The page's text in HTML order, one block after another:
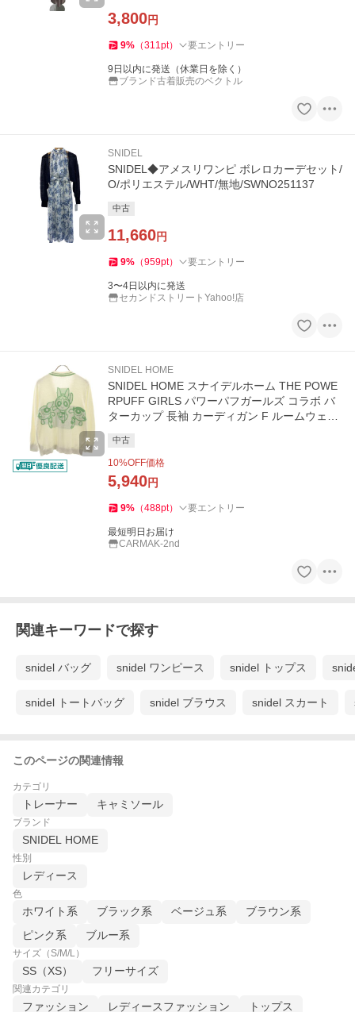
3,800円
9% （311pt） 要エントリー
9日以内に発送（休業日を除く）
ブランド古着販売のベクトル
SNIDEL
SNIDEL◆アメスリワンピ ボレロカーデセット/
O/ポリエステル/WHT/無地/SWNO251137
中古
11,660円
9% （959pt） 要エントリー
3〜4日以内に発送
セカンドストリートYahoo!店
SNIDEL HOME
SNIDEL HOME スナイデルホーム THE POWE
RPUFF GIRLS パワーパフガールズ コラボ バ
ターカップ 長袖 カーディガン F ルームウェア
中古
10%OFF価格
5,940円
9% （488pt） 要エントリー
最短明日お届け
CARMAK-2nd
関連キーワードで探す
snidel バッグ snidel ワンピース snidel トップス
snidel トートバッグ snidel ブラウス snidel スカート
このページの関連情報
カテゴリ
トレーナー キャミソール
ブランド
SNIDEL HOME
性別
レディース
色
ホワイト系 ブラック系 ベージュ系
ブラウン系
ピンク系
ブルー系
サイズ（S/M/L）
SS（XS） フリーサイズ
関連カテゴリ
ファッション レディースファッション トップス